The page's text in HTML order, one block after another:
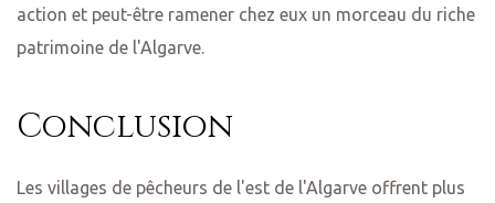
action et peut-être ramener chez eux un morceau du riche
patrimoine de l'Algarve.
Conclusion
Les villages de pêcheurs de l'est de l'Algarve offrent plus